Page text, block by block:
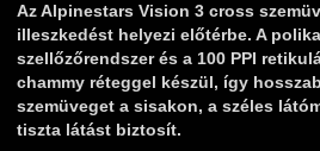
Az Alpinestars Vision 3 cross
illeszkedést helyezi előtérbe. A
szellőzőrendszer és a 100 PPI
chammy réteggel készül, így
szemüveget a sisakon, a széles
tiszta látást biztosít.